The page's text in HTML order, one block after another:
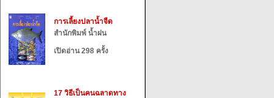
การเลี้ยงปลาน้ำจืด
สำนักพิมพ์ น้ำฝน
เปิดอ่าน 298 ครั้ง
17 วิธีเป็นคนฉลาดทาง